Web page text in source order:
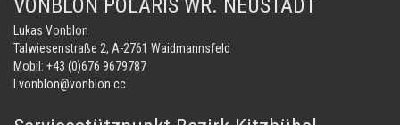
VONBLON POLARIS WR. NEUSTADT
Lukas Vonblon
Talwiesenstraße 2, A-2761 Waidmannsfeld
Mobil: +43 (0)676 9679787
l.vonblon@vonblon.cc